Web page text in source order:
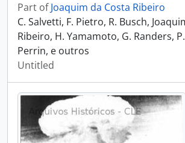
Part ofJoaquim da Costa Ribeiro
C. Salvetti, F. Pietro, R. Busch,
Ribeiro, H. Yamamoto, G. Randers,
Perrin, e outros
Untitled